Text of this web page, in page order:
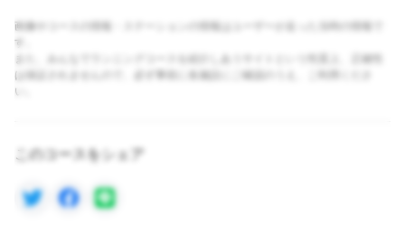
画像やコースの情報・ステーションの情報はユーザーが走った当時の情報で
す。
また、みんなでランニングコースを紹介しあうサイトという性質上、正確性
は保証されませんので、必ず事前に各施設にご確認のうえ、ご利用くださ
い。
このコースをシェア